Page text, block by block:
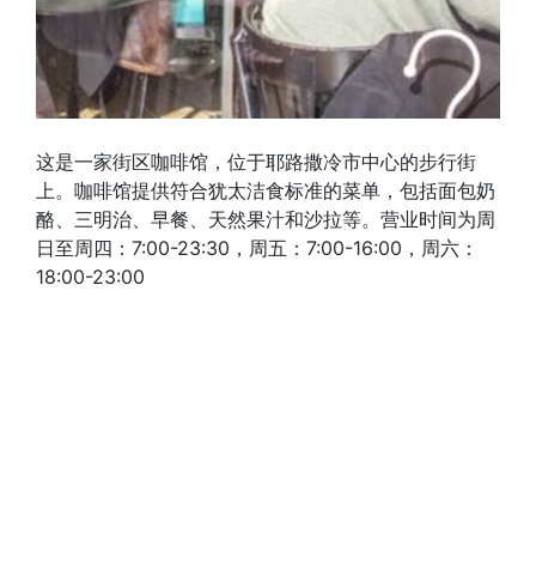
这是一家街区咖啡馆，位于耶路撒冷市中心的步行街
上。咖啡馆提供符合犹太洁食标准的菜单，包括面包奶
酪、三明治、早餐、天然果汁和沙拉等。营业时间为周
日至周四：7:00-23:30，周五：7:00-16:00，周六：
18:00-23:00